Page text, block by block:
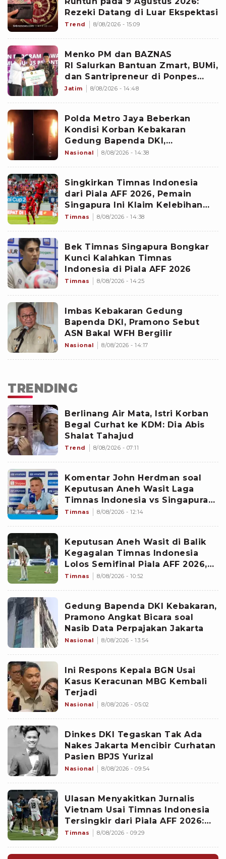
Rezeki Datang di Luar Ekspektasi
Trend 8/08/2026 - 15:09
Menko PM dan BAZNAS
RI Salurkan Bantuan Zmart, BUMi,
dan Santripreneur di Ponpes
Gresik
Jatim 8/08/2026 - 14:48
Polda Metro Jaya Beberkan
Kondisi Korban Kebakaran
Gedung Bapenda DKI,
Penyelidikan Masih Dilakukan
Nasional 8/08/2026 - 14:38
Singkirkan Timnas Indonesia
dari Piala AFF 2026, Pemain
Singapura Ini Klaim Kelebihan
The Lions yang Buat Garuda
Timnas 8/08/2026 - 14:38
Bek Timnas Singapura Bongkar
Kunci Kalahkan Timnas
Indonesia di Piala AFF 2026
Timnas 8/08/2026 - 14:25
Imbas Kebakaran Gedung
Bapenda DKI, Pramono Sebut
ASN Bakal WFH Bergilir
Nasional 8/08/2026 - 14:17
TRENDING
Berlinang Air Mata, Istri Korban
Begal Curhat ke KDM: Dia Abis
Shalat Tahajud
Trend 8/08/2026 - 07:11
Komentar John Herdman soal
Keputusan Aneh Wasit Laga
Timnas Indonesia vs Singapura
di Piala AFF 2026: Percuma
Timnas 8/08/2026 - 12:14
Keputusan Aneh Wasit di Balik
Kegagalan Timnas Indonesia
Lolos Semifinal Piala AFF 2026,
Untungkan Singapura dan
Timnas 8/08/2026 - 10:52
Gedung Bapenda DKI Kebakaran,
Pramono Angkat Bicara soal
Nasib Data Perpajakan Jakarta
Nasional 8/08/2026 - 13:54
Ini Respons Kepala BGN Usai
Kasus Keracunan MBG Kembali
Terjadi
Nasional 8/08/2026 - 05:02
Dinkes DKI Tegaskan Tak Ada
Nakes Jakarta Mencibir Curhatan
Pasien BPJS Yurizal
Nasional 8/08/2026 - 09:54
Ulasan Menyakitkan Jurnalis
Vietnam Usai Timnas Indonesia
Tersingkir dari Piala AFF 2026:
Memalukan!
Timnas 8/08/2026 - 09:29